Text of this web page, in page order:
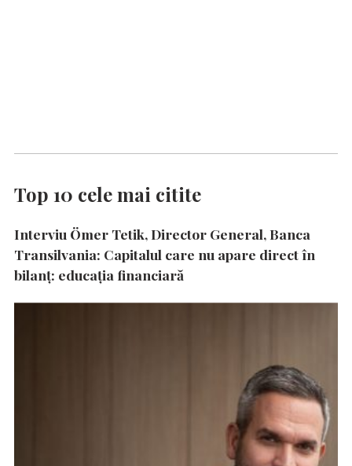
Top 10 cele mai citite
Interviu Ömer Tetik, Director General, Banca
Transilvania: Capitalul care nu apare direct în
bilanț: educația financiară